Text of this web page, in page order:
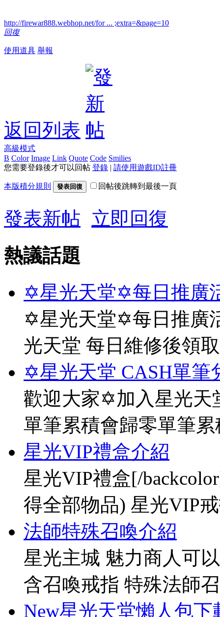
http://firewar888.webhop.net/for ... ;extra=&page=10
回復
使用道具 舉報
返回列表
高級模式
B Color Image Link Quote Code Smilies
您需要登錄後才可以回帖 登錄 | 請使用遊戲ID註冊
本版積分規則 發表回復 回帖後跳轉到最後一頁
發表新帖 立即回復
熱議話題
✡星光天堂✡每日推廣
✡星光天堂✡每日推廣
光天堂 每日維修後領
✡星光天堂 CASH單筆
歡迎大家✡加入星光天
單筆累積會歸零單筆
星光VIP禮盒介紹
星光VIP禮盒[/
得全部物品) 星光VIP
法師特殊召喚介紹
星光主城 魅力商人可
含召喚戒指 特殊法師
New星光天堂懶人包下